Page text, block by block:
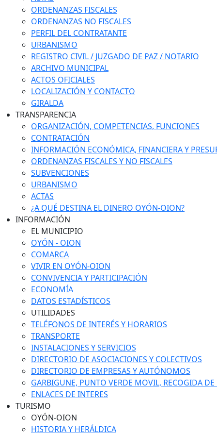
ORDENANZAS FISCALES
ORDENANZAS NO FISCALES
PERFIL DEL CONTRATANTE
URBANISMO
REGISTRO CIVIL / JUZGADO DE PAZ / NOTARIO
ARCHIVO MUNICIPAL
ACTOS OFICIALES
LOCALIZACIÓN Y CONTACTO
GIRALDA
TRANSPARENCIA
ORGANIZACIÓN, COMPETENCIAS, FUNCIONES
CONTRATACIÓN
INFORMACIÓN ECONÓMICA, FINANCIERA Y
ORDENANZAS FISCALES Y NO FISCALES
SUBVENCIONES
URBANISMO
ACTAS
¿A QUÉ DESTINA EL DINERO OYÓN-OION?
INFORMACIÓN
EL MUNICIPIO
OYÓN - OION
COMARCA
VIVIR EN OYÓN-OION
CONVIVENCIA Y PARTICIPACIÓN
ECONOMÍA
DATOS ESTADÍSTICOS
UTILIDADES
TELÉFONOS DE INTERÉS Y HORARIOS
TRANSPORTE
INSTALACIONES Y SERVICIOS
DIRECTORIO DE ASOCIACIONES Y COLECTIVOS
DIRECTORIO DE EMPRESAS Y AUTÓNOMOS
GARBIGUNE, PUNTO VERDE MOVIL, RECOGIDA DE
ENLACES DE INTERES
TURISMO
OYÓN-OION
HISTORIA Y HERÁLDICA